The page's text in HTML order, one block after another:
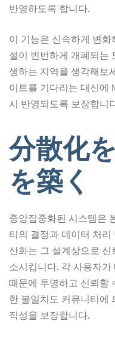
반영하도록 합니다.
이 기능은 신속하게 변
설이 빈번하게 개폐되는
생하는 지역을 생각해보
이트를 기다리는 대신에
시 반영되도록 보장합니
分散化
を築く
중앙집중화된 시스템은
티의 결정과 데이터 처
산화는 그 설계상으로
소시킵니다. 각 사용자
때문에 투명하고 신뢰할
한 불일치도 커뮤니티에
직성을 보장합니다.